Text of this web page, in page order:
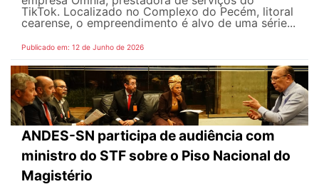
TikTok. Localizado no Complexo do Pecém, litoral
cearense, o empreendimento é alvo de uma série...
Publicado em: 12 de Junho de 2026
ANDES-SN participa de audiência com
ministro do STF sobre o Piso Nacional do
Magistério